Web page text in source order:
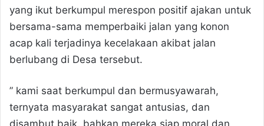
yang ikut berkumpul merespon positif ajakan untuk
bersama-sama memperbaiki jalan yang konon
acap kali terjadinya kecelakaan akibat jalan
berlubang di Desa tersebut.
” kami saat berkumpul dan bermusyawarah,
ternyata masyarakat sangat antusias, dan
disambut baik, bahkan mereka siap moral dan